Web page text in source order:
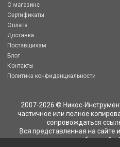
О магазине
Сертификаты
Оплата
Доставка
Поставщикам
Блог
Контакты
Политика конфиденциальности
2007-2026 © Никос-
частичное или полное
сопровождаться
Вся представленная на сайте
публичной